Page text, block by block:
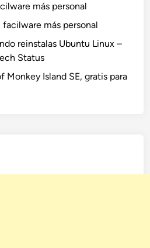
más personal
más personal
reinstalas Ubuntu Linux –
Status
Monkey Island SE, gratis para